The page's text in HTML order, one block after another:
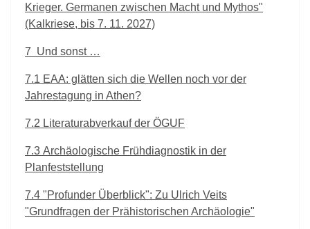
Krieger. Germanen zwischen Macht und Mythos"
(Kalkriese, bis 7. 11. 2027)
7 Und sonst …
7.1 EAA: glätten sich die Wellen noch vor der
Jahrestagung in Athen?
7.2 Literaturabverkauf der ÖGUF
7.3 Archäologische Frühdiagnostik in der
Planfeststellung
7.4 "Profunder Überblick": Zu Ulrich Veits
"Grundfragen der Prähistorischen Archäologie"